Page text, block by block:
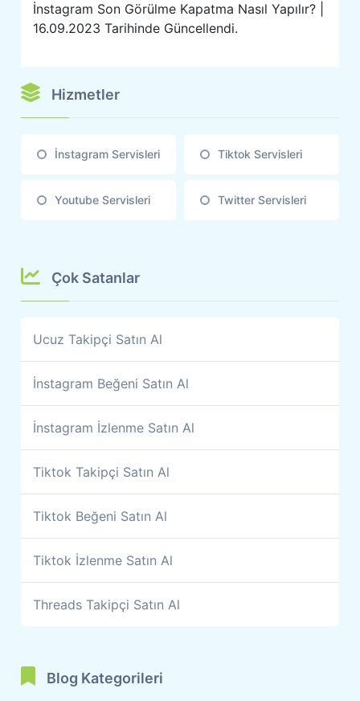
İnstagram Son Görülme Kapatma Nasıl Yapılır? |
16.09.2023 Tarihinde Güncellendi.
Hizmetler
İnstagram Servisleri Tiktok Servisleri
Youtube Servisleri Twitter Servisleri
Çok Satanlar
Ucuz Takipçi Satın Al
İnstagram Beğeni Satın Al
İnstagram İzlenme Satın Al
Tiktok Takipçi Satın Al
Tiktok Beğeni Satın Al
Tiktok İzlenme Satın Al
Threads Takipçi Satın Al
Blog Kategorileri